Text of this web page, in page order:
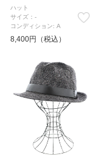
ハット
サイズ：-
コンディション: A
8,400円（税込）